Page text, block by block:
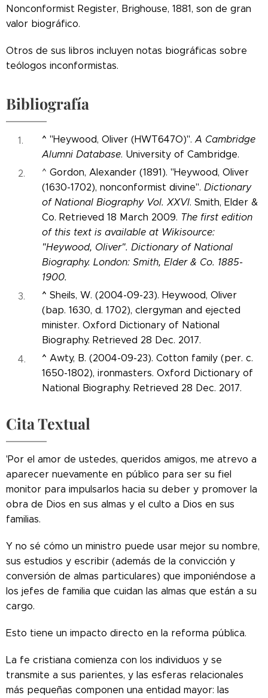
Nonconformist Register, Brighouse, 1881, son de gran
valor biográfico.
Otros de sus libros incluyen notas biográficas sobre
teólogos inconformistas.
Bibliografía
^ "Heywood, Oliver (HWT647O)". A Cambridge
Alumni Database. University of Cambridge.
^ Gordon, Alexander (1891). "Heywood, Oliver
(1630-1702), nonconformist divine". Dictionary
of National Biography Vol. XXVI. Smith, Elder &
Co. Retrieved 18 March 2009. The first edition
of this text is available at Wikisource:
"Heywood, Oliver". Dictionary of National
Biography. London: Smith, Elder & Co. 1885-
1900.
^ Sheils, W. (2004-09-23). Heywood, Oliver
(bap. 1630, d. 1702), clergyman and ejected
minister. Oxford Dictionary of National
Biography. Retrieved 28 Dec. 2017.
^ Awty, B. (2004-09-23). Cotton family (per. c.
1650-1802), ironmasters. Oxford Dictionary of
National Biography. Retrieved 28 Dec. 2017.
Cita Textual
'Por el amor de ustedes, queridos amigos, me atrevo a
aparecer nuevamente en público para ser su fiel
monitor para impulsarlos hacia su deber y promover la
obra de Dios en sus almas y el culto a Dios en sus
familias.
Y no sé cómo un ministro puede usar mejor su nombre,
sus estudios y escribir (además de la convicción y
conversión de almas particulares) que imponiéndose a
los jefes de familia que cuidan las almas que están a su
cargo.
Esto tiene un impacto directo en la reforma pública.
La fe cristiana comienza con los individuos y se
transmite a sus parientes, y las esferas relacionales
más pequeñas componen una entidad mayor: las